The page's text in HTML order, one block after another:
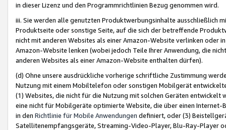
in dieser Lizenz und den Programmrichtlinien Bezug genommen wird.
iii. Sie werden alle genutzten Produktwerbungsinhalte ausschließlich
Produktseite oder sonstige Seite, auf die sich der betreffende
nicht mit anderen Websites als einer Amazon-Website verlinken oder
Amazon-Website lenken (wobei jedoch Teile Ihrer Anwendung, die
anderen Websites als einer Amazon-Website enthalten dürfen).
(d) Ohne unsere ausdrückliche vorherige schriftliche Zustimmung
Nutzung mit einem Mobiltelefon oder sonstigen Mobilgerät
(1) Websites, die nicht für die Nutzung mit solchen Geräten
eine nicht für Mobilgeräte optimierte Website, die über einen
in den Richtlinie für Mobile Anwendungen definiert, oder (3)
Satellitenempfangsgeräte, Streaming-Video-Player, Blu-Ray-Player